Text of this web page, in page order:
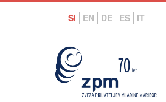
SI EN DE ES IT